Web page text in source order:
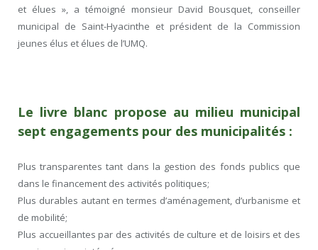
et élues », a témoigné monsieur David Bousquet, conseiller
municipal de Saint-Hyacinthe et président de la Commission
jeunes élus et élues de l’UMQ.
Le livre blanc propose au milieu municipal
sept engagements pour des municipalités :
Plus transparentes tant dans la gestion des fonds publics que
dans le financement des activités politiques;
Plus durables autant en termes d’aménagement, d’urbanisme et
de mobilité;
Plus accueillantes par des activités de culture et de loisirs et des